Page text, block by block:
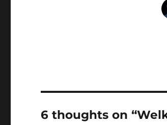
6 thoughts on